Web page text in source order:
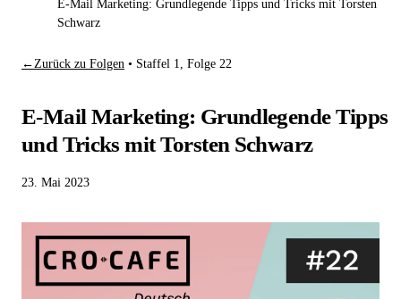
E-Mail Marketing: Grundlegende Tipps und Tricks mit Torsten
Schwarz
←Zurück zu Folgen • Staffel 1, Folge 22
E-Mail Marketing: Grundlegende Tipps
und Tricks mit Torsten Schwarz
23. Mai 2023